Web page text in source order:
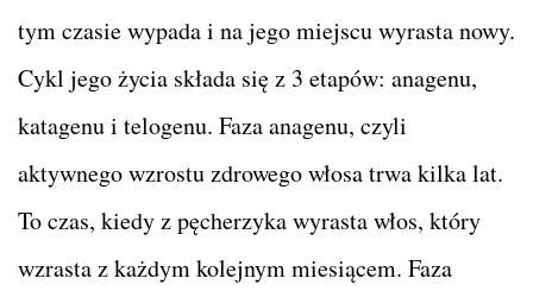
tym czasie wypada i na jego miejscu wyrasta nowy.
Cykl jego życia składa się z 3 etapów: anagenu,
katagenu i telogenu. Faza anagenu, czyli
aktywnego wzrostu zdrowego włosa trwa kilka lat.
To czas, kiedy z pęcherzyka wyrasta włos, który
wzrasta z każdym kolejnym miesiącem. Faza